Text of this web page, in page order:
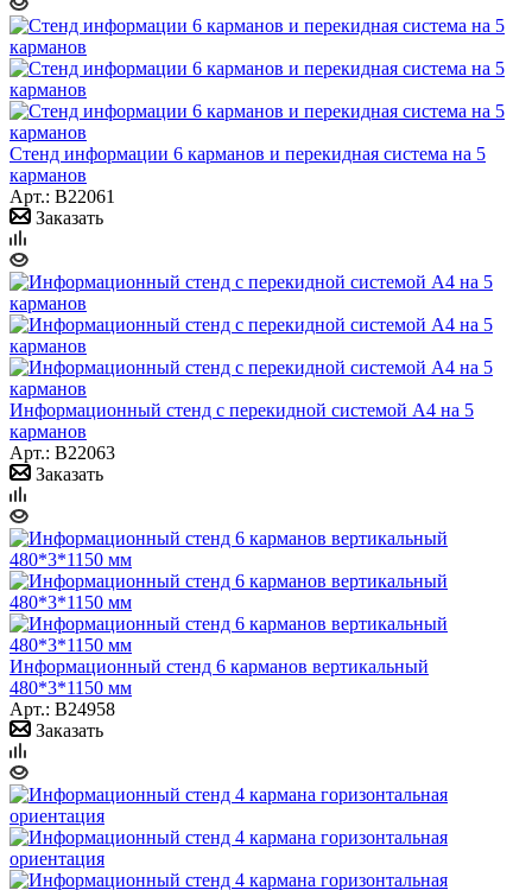
Стенд информации 6 карманов и перекидная система на 5
карманов
Арт.: B22061
Заказать
Информационный стенд с перекидной системой А4 на 5
карманов
Арт.: B22063
Заказать
Информационный стенд 6 карманов вертикальный
480*3*1150 мм
Арт.: B24958
Заказать